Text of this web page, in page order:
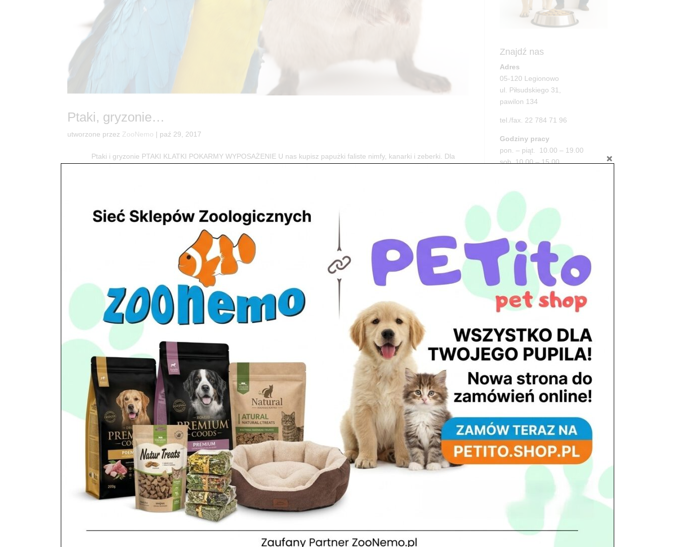
Ptaki, gryzonie…
utworzone przez ZooNemo | paź 29, 2017
Ptaki i gryzonie PTAKI KLATKI POKARMY WYPOSAŻENIE U nas kupisz papużki faliste nimfy, kanarki i zeberki. Dla
Znajdź nas
Adres
05-120 Legionowo
ul. Piłsudskiego 31,
pawilon 134
tel./fax. 22 784 71 96
Godziny pracy
pon. – piąt. 10.00 – 19.00
sob. 10.00 – 15.00
Adres
05-100 Nowy Dwór Mazowiecki
ul. Leśna 2
tel. 503 900 215
Godziny pracy
pon. – piąt. 10.00 – 19.00
sob. 8.00 – 15.00
niedz. zamknięte